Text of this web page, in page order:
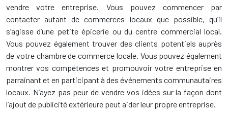
vendre votre entreprise. Vous pouvez commencer par
contacter autant de commerces locaux que possible, qu’il
s’agisse d’une petite épicerie ou du centre commercial local.
Vous pouvez également trouver des clients potentiels auprès
de votre chambre de commerce locale. Vous pouvez également
montrer vos compétences et promouvoir votre entreprise en
parrainant et en participant à des événements communautaires
locaux. N’ayez pas peur de vendre vos idées sur la façon dont
l’ajout de publicité extérieure peut aider leur propre entreprise.